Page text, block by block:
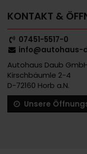
KONTAKT &
07451-5517-0
info@autohaus-
Autohaus Daub
Kirschbäumle 2-4
D-72160 Horb a.N.
Unsere